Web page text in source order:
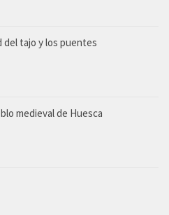
del tajo y los puentes
medieval de Huesca